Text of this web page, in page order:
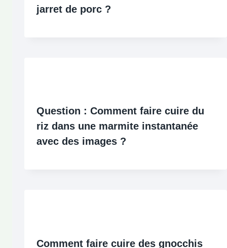
jarret de porc ?
Question : Comment faire cuire du
riz dans une marmite instantanée
avec des images ?
Comment faire cuire des gnocchis